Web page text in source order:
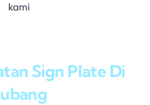
kami
Sign Plate Di